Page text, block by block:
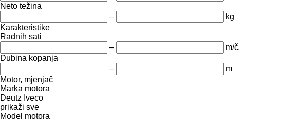
Neto težina
–
kg
Karakteristike
Radnih sati
–
m/č
Dubina kopanja
–
m
Motor, mjenjač
Marka motora
Deutz Iveco
prikaži sve
Model motora